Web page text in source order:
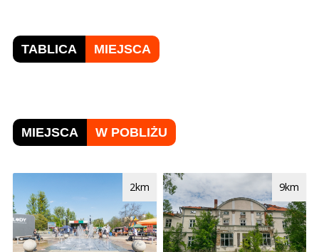
TABLICA MIEJSCA
MIEJSCA W POBLIŻU
2km 9km